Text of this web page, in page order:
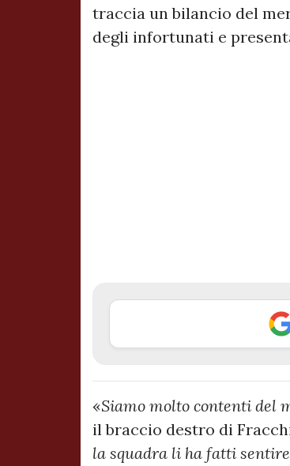
traccia un bilancio del
degli infortunati e
«Siamo molto contenti del
il braccio destro di
la squadra li ha fatti